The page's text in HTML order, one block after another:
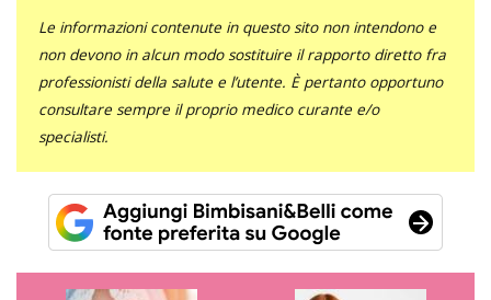
Le informazioni contenute in questo sito non intendono e
non devono in alcun modo sostituire il rapporto diretto fra
professionisti della salute e l’utente. È pertanto opportuno
consultare sempre il proprio medico curante e/o
specialisti.